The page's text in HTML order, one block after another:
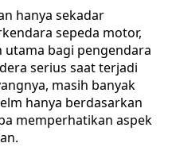
hanya sekadar
sepeda motor,
bagi pengendara
serius saat terjadi
masih banyak
hanya berdasarkan
memperhatikan aspek